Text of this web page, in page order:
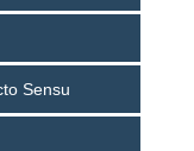
Sensu